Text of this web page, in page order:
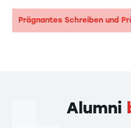
Prägnantes Schreiben und
Alumni